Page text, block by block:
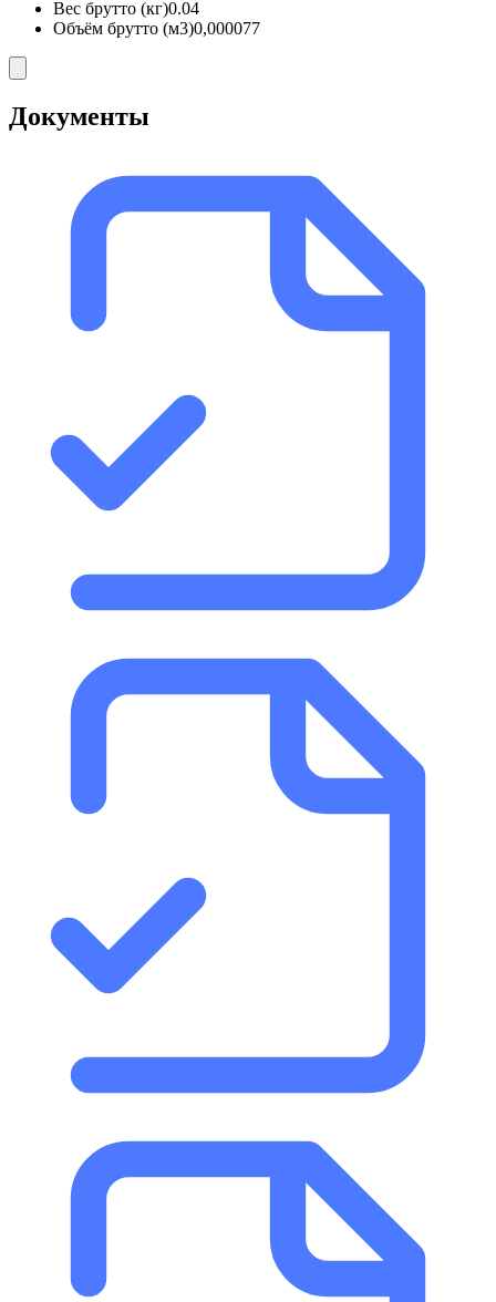
Вес брутто (кг)0.04
Объём брутто (м3)0,000077
Документы